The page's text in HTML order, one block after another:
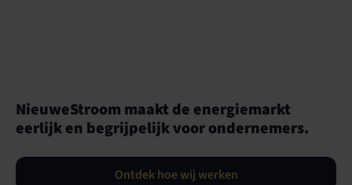
NieuweStroom maakt de energiemarkt
eerlijk en begrijpelijk voor ondernemers.
Ontdek hoe wij werken